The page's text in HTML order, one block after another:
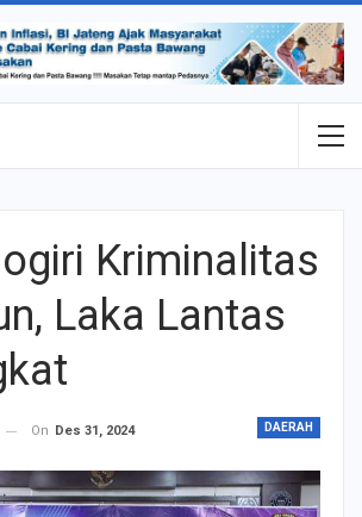
Kriminalitas
Laka Lantas
DAERAH
On Des 31, 2024